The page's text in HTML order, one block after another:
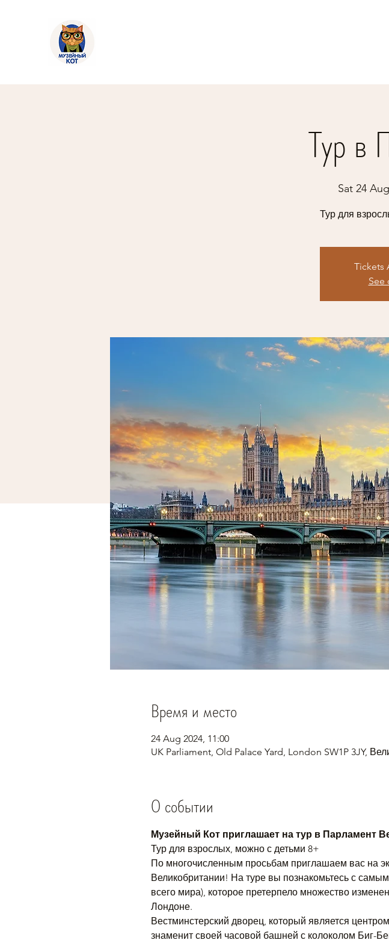
Тур в
Sat 24 Aug
Тур для
Tickets
See
Время и место
24 Aug 2024, 11:00
UK Parliament, Old Palace Yard, London SW1P 3JY,
О событии
Музейный Кот приглашает на тур в Парламент
Тур для взрослых, можно с детьми 8+
По многочисленным просьбам приглашаем вас на
Великобритании! На туре вы познакомьтесь с
всего мира), которое претерпело множество
Лондоне.
Вестминстерский дворец, который является
знаменит своей часовой башней с колоколом Биг-